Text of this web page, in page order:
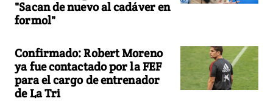
"Sacan de nuevo al cadáver en
formol"
Confirmado: Robert Moreno
ya fue contactado por la FEF
para el cargo de entrenador
de La Tri